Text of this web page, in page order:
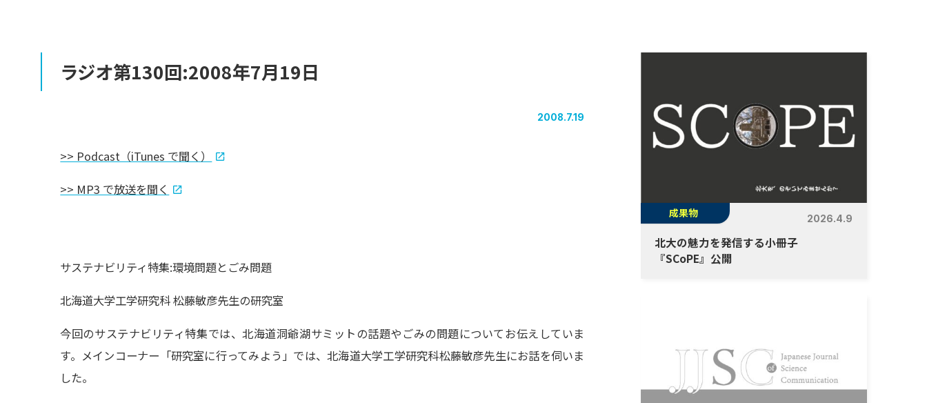
ラジオ第130回:2008年7月19日
2008.7.19
>> Podcast（iTunes で聞く）
>> MP3 で放送を聞く
サステナビリティ特集:環境問題とごみ問題
北海道大学工学研究科 松藤敏彦先生の研究室
今回のサステナビリティ特集では、北海道洞爺湖サミットの話題やごみの問題についてお伝えしていま
す。メインコーナー「研究室に行ってみよう」では、北海道大学工学研究科松藤敏彦先生にお話を伺いま
した。
成果物 2026.4.9
北大の魅力を発信する小冊子
『SCoPE』公開